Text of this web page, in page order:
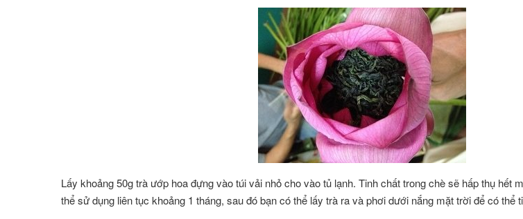
Lấy khoảng 50g trà ướp hoa đựng vào túi vải nhỏ cho vào tủ lạnh. Tinh chất trong chè sẽ hấp thụ hết
thể sử dụng liên tục khoảng 1 tháng, sau đó bạn có thể lấy trà ra và phơi dưới nắng mặt trời để có thể